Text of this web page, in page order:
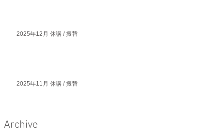
2025年12月 休講 / 振替
2025年11月 休講 / 振替
Archive